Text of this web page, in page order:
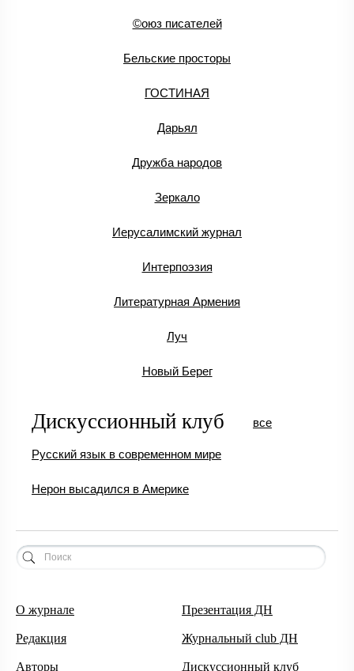
©оюз писателей
Бельские просторы
ГОСТИНАЯ
Дарьял
Дружба народов
Зеркало
Иерусалимский журнал
Интерпоэзия
Литературная Армения
Луч
Новый Берег
Дискуссионный клуб
Русский язык в современном мире
Нерон высадился в Америке
все
О журнале
Редакция
Авторы
Презентация ДН
Журнальный club ДН
Дискуссионный клуб